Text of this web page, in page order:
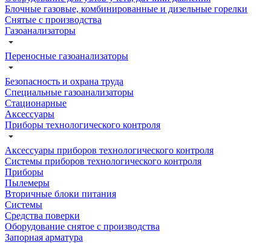
Блочные газовые, комбинированные и дизельные горелки
Снятые с производства
Газоанализаторы
Переносные газоанализаторы
Безопасность и охрана труда
Специальные газоанализаторы
Стационарные
Аксессуары
Приборы технологического контроля
Аксессуары приборов технологического контроля
Системы приборов технологического контроля
Приборы
Пылемеры
Вторичные блоки питания
Системы
Средства поверки
Оборудование снятое с производства
Запорная арматура